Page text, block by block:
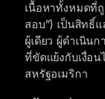
เนื้อหาทั้งหมดที่
สอบ”) เป็นสิทธิ์
ผู้เดียว ผู้ดำเนิน
ที่ขัดแย้งกับเงื่อ
สหรัฐอเมริกา